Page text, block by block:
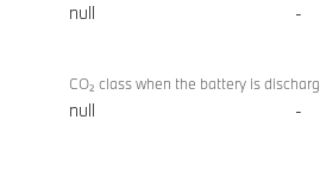
null -
CO₂ class when the battery is
null -